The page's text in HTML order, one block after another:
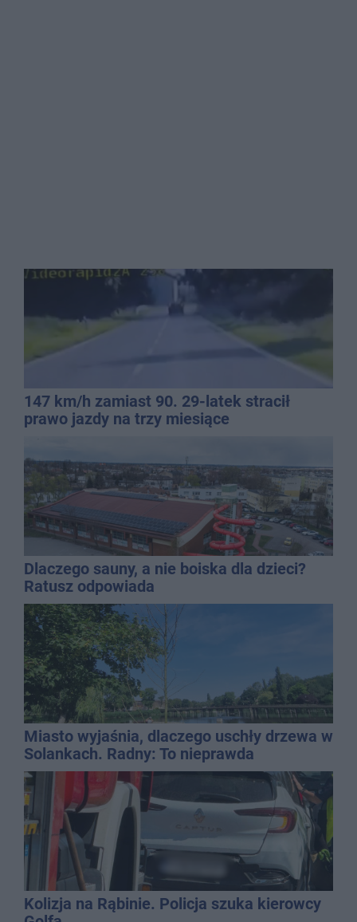
147 km/h zamiast 90. 29-latek stracił
prawo jazdy na trzy miesiące
Dlaczego sauny, a nie boiska dla dzieci?
Ratusz odpowiada
Miasto wyjaśnia, dlaczego uschły drzewa w
Solankach. Radny: To nieprawda
Kolizja na Rąbinie. Policja szuka kierowcy